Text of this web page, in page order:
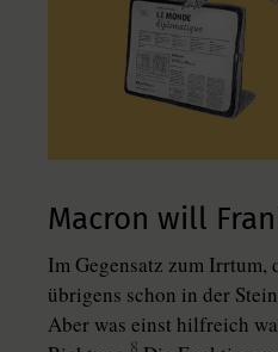
Macron will
Im Gegensatz zum
übrigens schon in der
Aber was einst hilfreich
8